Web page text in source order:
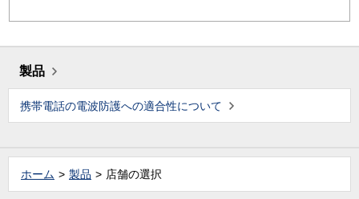
製品
携帯電話の電波防護への適合性について
ホーム 製品 店舗の選択